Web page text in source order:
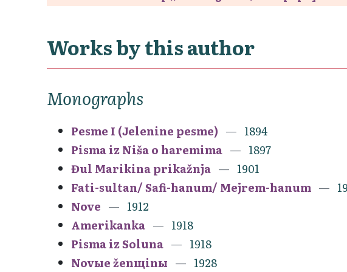
Works by this author
Monographs
Pesme I (Jelenine pesme)
1894
Pisma iz Niša o haremima
1897
Đul Marikina prikažnja
1901
Fati-sultan/ Safi-hanum/ Mejrem-hanum
Nove
1912
Amerikanka
1918
Pisma iz Soluna
1918
Novыe ženщinы
1928